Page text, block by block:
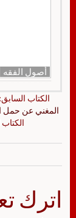
أصول الفقه
الكتاب السابق:
المغني عن حمل
الكتاب
اترك